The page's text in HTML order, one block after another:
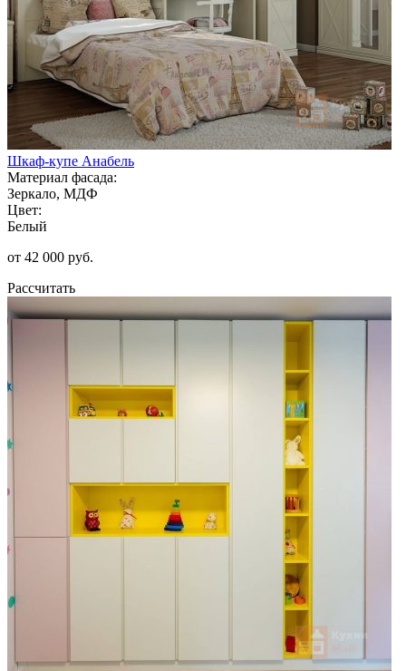
Шкаф-купе Анабель
Материал фасада:
Зеркало, МДФ
Цвет:
Белый
от 42 000 руб.
Рассчитать